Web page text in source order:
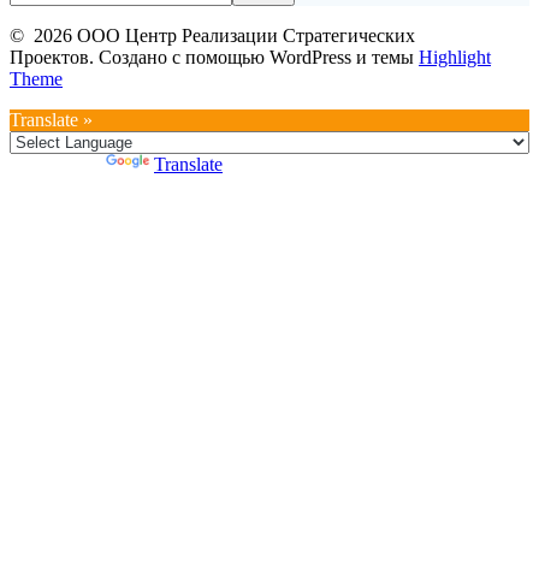
© 2026 ООО Центр Реализации Стратегических
Проектов. Создано с помощью WordPress и темы Highlight
Theme
Translate »
Translate